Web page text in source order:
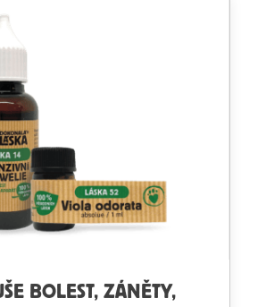
BOLEST, ZÁNĚTY,